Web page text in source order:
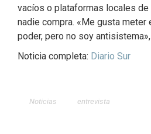
vacíos o plataformas locales de
nadie compra. «Me gusta meter
poder, pero no soy
Noticia completa: Diario Sur
Noticias entrevista